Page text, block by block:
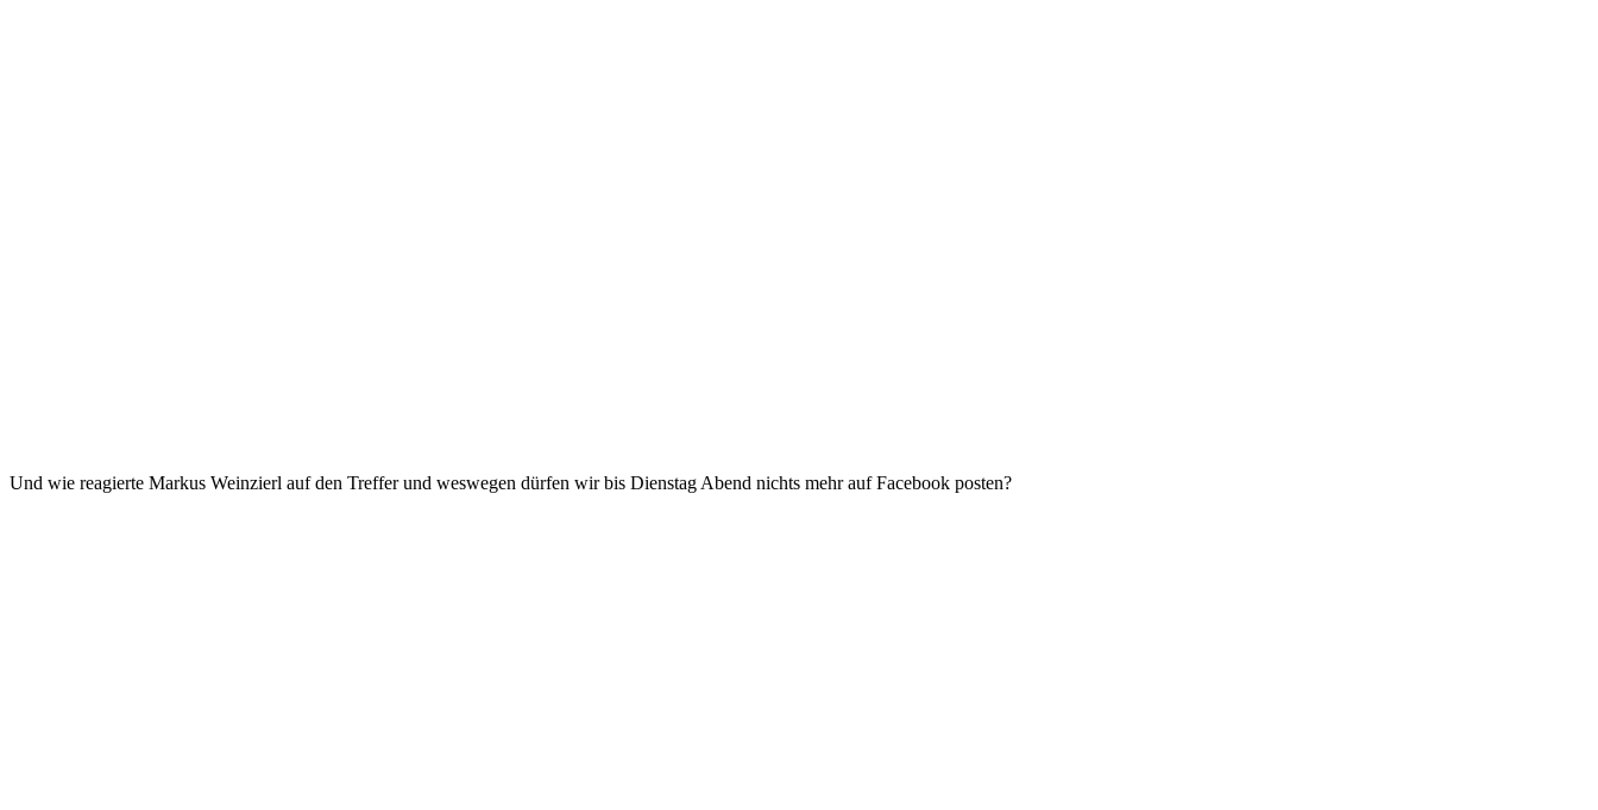
Und wie reagierte Markus Weinzierl auf den Treffer und weswegen dürfen wir bis Dienstag Abend nichts mehr auf Facebook posten?